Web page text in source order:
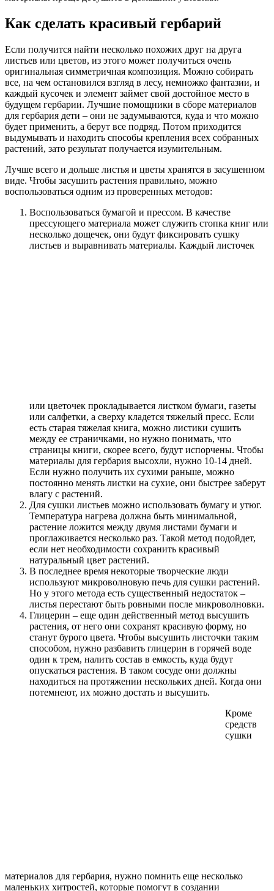
Как сделать красивый гербарий
Если получится найти несколько похожих друг на друга
листьев или цветов, из этого может получиться очень
оригинальная симметричная композиция. Можно собирать
все, на чем остановился взгляд в лесу, немножко фантазии, и
каждый кусочек и элемент займет свой достойное место в
будущем гербарии. Лучшие помощники в сборе материалов
для гербария дети – они не задумываются, куда и что можно
будет применить, а берут все подряд. Потом приходится
выдумывать и находить способы крепления всех собранных
растений, зато результат получается изумительным.
Лучше всего и дольше листья и цветы хранятся в засушенном
виде. Чтобы засушить растения правильно, можно
воспользоваться одним из проверенных методов:
Воспользоваться бумагой и прессом. В качестве
прессующего материала может служить стопка книг или
несколько дощечек, они будут фиксировать сушку
листьев и выравнивать материалы. Каждый листочек
или цветочек прокладывается листком бумаги, газеты
или салфетки, а сверху кладется тяжелый пресс. Если
есть старая тяжелая книга, можно листики сушить
между ее страничками, но нужно понимать, что
страницы книги, скорее всего, будут испорчены. Чтобы
материалы для гербария высохли, нужно 10-14 дней.
Если нужно получить их сухими раньше, можно
постоянно менять листки на сухие, они быстрее заберут
влагу с растений.
Для сушки листьев можно использовать бумагу и утюг.
Температура нагрева должна быть минимальной,
растение ложится между двумя листами бумаги и
проглаживается несколько раз. Такой метод подойдет,
если нет необходимости сохранить красивый
натуральный цвет растений.
В последнее время некоторые творческие люди
используют микроволновую печь для сушки растений.
Но у этого метода есть существенный недостаток –
листья перестают быть ровными после микроволновки.
Глицерин – еще один действенный метод высушить
растения, от него они сохранят красивую форму, но
станут бурого цвета. Чтобы высушить листочки таким
способом, нужно разбавить глицерин в горячей воде
один к трем, налить состав в емкость, куда будут
опускаться растения. В таком сосуде они должны
находиться на протяжении нескольких дней. Когда они
потемнеют, их можно достать и высушить.
Кроме
средств
сушки
материалов для гербария, нужно помнить еще несколько
маленьких хитростей, которые помогут в создании